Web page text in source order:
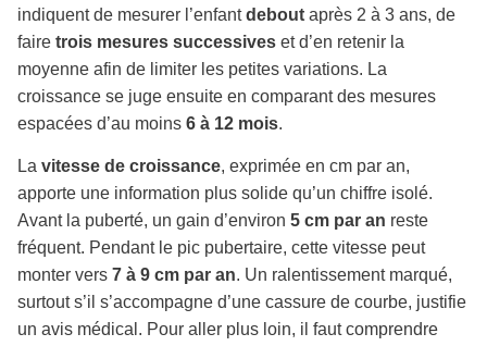
indiquent de mesurer l’enfantdebout après 2 à 3 ans, de
faire trois mesures successives et d’en retenir la
moyenne afin de limiter les petites variations. La
croissance se juge ensuite en comparant des mesures
espacées d’au moins 6 à 12 mois.
La vitesse de croissance, exprimée en cm par an,
apporte une information plus solide qu’un chiffre isolé.
Avant la puberté, un gain d’environ 5 cm par an reste
fréquent. Pendant le pic pubertaire, cette vitesse peut
monter vers 7 à 9 cm par an. Un ralentissement marqué,
surtout s’il s’accompagne d’une cassure de courbe, justifie
un avis médical. Pour aller plus loin, il faut comprendre